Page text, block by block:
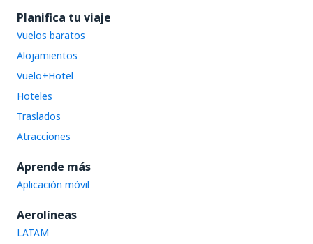
Planifica tu viaje
Vuelos baratos
Alojamientos
Vuelo+Hotel
Hoteles
Traslados
Atracciones
Aprende más
Aplicación móvil
Aerolíneas
LATAM